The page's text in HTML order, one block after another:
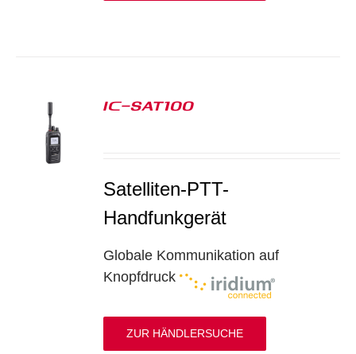
IC-SAT100
Satelliten-PTT-
Handfunkgerät
Globale Kommunikation auf
Knopfdruck
ZUR HÄNDLERSUCHE